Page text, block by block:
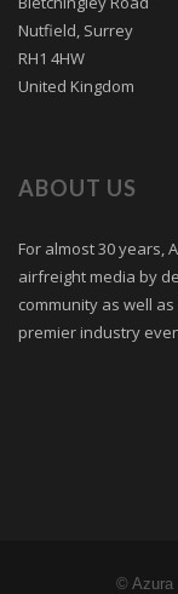
Nutfield, Surrey
RH1 4HW
United Kingdom
ABOUT US
For almost 30
airfreight media by
community as well
premier industry
© Azura